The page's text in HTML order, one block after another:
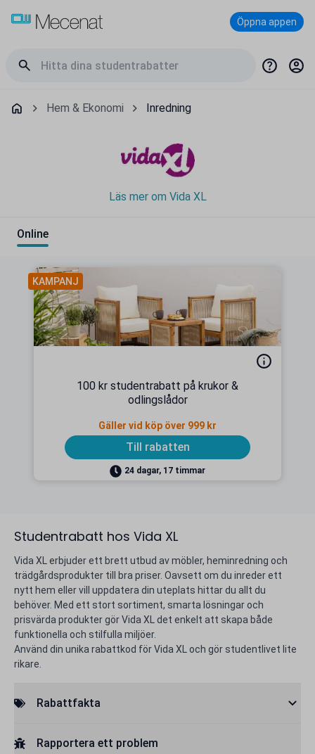
Öppna appen
Hem & Ekonomi Inredning
Läs mer om Vida XL
Online
KAMPANJ
100 kr studentrabatt på krukor &
odlingslådor
Gäller vid köp över 999 kr
Till rabatten
24 dagar, 17 timmar
Studentrabatt hos Vida XL
Vida XL erbjuder ett brett utbud av möbler, heminredning och
trädgårdsprodukter till bra priser. Oavsett om du inreder ett
nytt hem eller vill uppdatera din uteplats hittar du allt du
behöver. Med ett stort sortiment, smarta lösningar och
prisvärda produkter gör Vida XL det enkelt att skapa både
funktionella och stilfulla miljöer.
Använd din unika rabattkod för Vida XL och gör studentlivet lite
rikare.
Rabattfakta
Rapportera ett problem